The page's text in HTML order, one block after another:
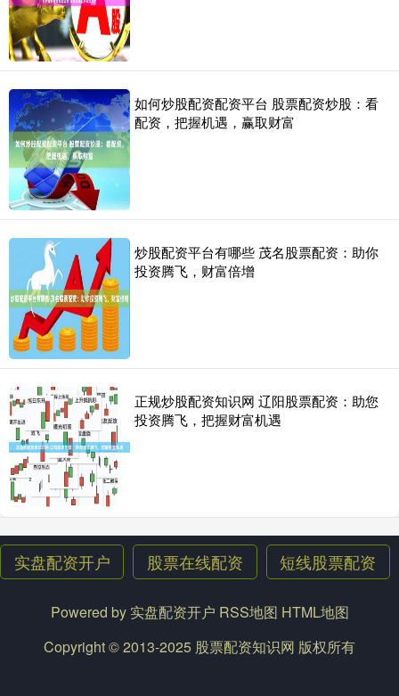
如何炒股配资配资平台 股票配资炒股：看
配资，把握机遇，赢取财富
炒股配资平台有哪些 茂名股票配资：助你
投资腾飞，财富倍增
正规炒股配资知识网 辽阳股票配资：助您
投资腾飞，把握财富机遇
实盘配资开户 股票在线配资 短线股票配资
Powered by 实盘配资开户 RSS地图 HTML地图
Copyright© 2013-2025 股票配资知识网 版权所有